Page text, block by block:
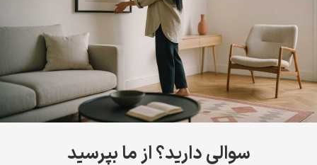
سوالی دارید؟ از ما بپرسید